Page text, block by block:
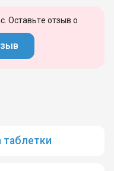
Оставьте отзыв о
таблетки